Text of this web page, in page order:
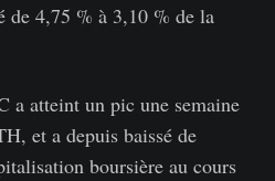
de 4,75 % à 3,10 % de la
a atteint un pic une semaine
et a depuis baissé de
boursière au cours